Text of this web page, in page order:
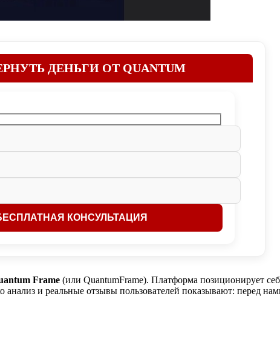
ДЕНЬГИ ОТ QUANTUM
Frame (или QuantumFrame). Платформа позиционирует
и реальные отзывы пользователей показывают: перед